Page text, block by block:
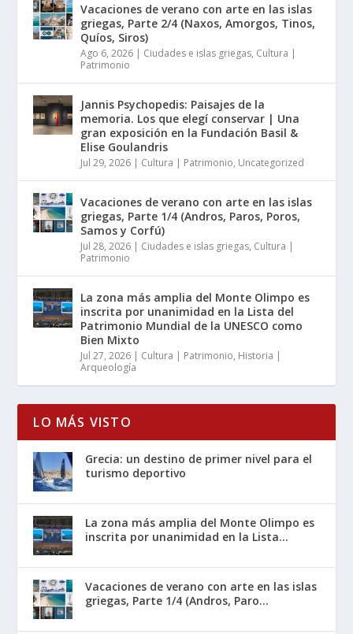
Vacaciones de verano con arte en las islas
griegas, Parte 2/4 (Naxos, Amorgos, Tinos,
Quíos, Siros)
Ago 6, 2026 | Ciudades e islas griegas, Cultura |
Patrimonio
Jannis Psychopedis: Paisajes de la
memoria. Los que elegí conservar | Una
gran exposición en la Fundación Basil &
Elise Goulandris
Jul 29, 2026 | Cultura | Patrimonio, Uncategorized
Vacaciones de verano con arte en las islas
griegas, Parte 1/4 (Andros, Paros, Poros,
Samos y Corfú)
Jul 28, 2026 | Ciudades e islas griegas, Cultura |
Patrimonio
La zona más amplia del Monte Olimpo es
inscrita por unanimidad en la Lista del
Patrimonio Mundial de la UNESCO como
Bien Mixto
Jul 27, 2026 | Cultura | Patrimonio, Historia |
Arqueología
LO MÁS VISTO
Grecia: un destino de primer nivel para el
turismo deportivo
La zona más amplia del Monte Olimpo es
inscrita por unanimidad en la Lista...
Vacaciones de verano con arte en las islas
griegas, Parte 1/4 (Andros, Paro...